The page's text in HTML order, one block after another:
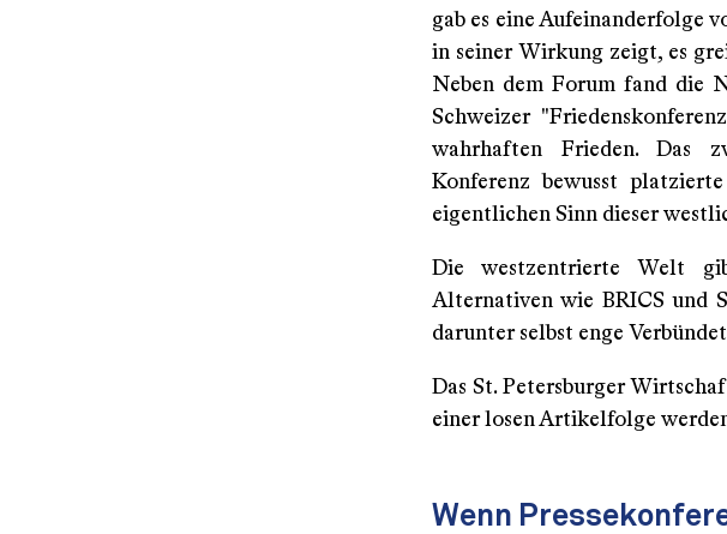
gab es eine Aufeinanderfolge
in seiner Wirkung zeigt, es
Neben dem Forum fand die
Schweizer
wahrhaften Frieden. Das
Konferenz bewusst
eigentlichen Sinn dieser
Die westzentrierte Welt
Alternativen wie BRICS und
darunter selbst enge
Das St. Petersburger
einer losen Artikelfolge
Wenn